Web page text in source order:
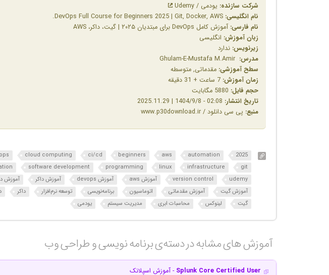
شرکت سازنده: یودمی / Udemy
نام انگلیسی:
نام فارسی: آموزش کامل DevOps برای مبتدیان ۲۰۲۵ | گیت، داکر، AWS
زبان آموزش: انگلیسی
زیرنویس: ندارد
مدرس: Ghulam-E-Mustafa M.Amir
سطح آموزشی: مقدماتی, متوسطه
زمان آموزش:
حجم فایل:
تاریخ انتشار:
منبع: پی سی دانلود / www.p30download.ir
2025
automation
aws
beginners
ci/cd
cloud computing
git
infrastructure
linux
programming
software development
udemy
version control آموزش aws آموزش devops آموزش داکر آموزش
آموزش گیت
آموزش مقدماتی اتوماسیون برنامه‌نویسی توسعه نرم‌افزار داکر
گیت
لینوکس محاسبات ابری مدیریت سیستم یودمی
آموزش های مشابه در دسته‌ی‌ برنامه نویسی و طراحی وب‎
Splunk Core Certified User - آموزش اسپلانک